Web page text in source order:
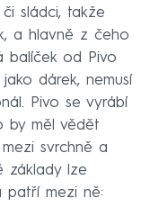
sládci, takže
a hlavně z čeho
balíček od Pivo
dárek, nemusí
Pivo se vyrábí
by měl vědět
svrchně a
základy lze
patří mezi ně: